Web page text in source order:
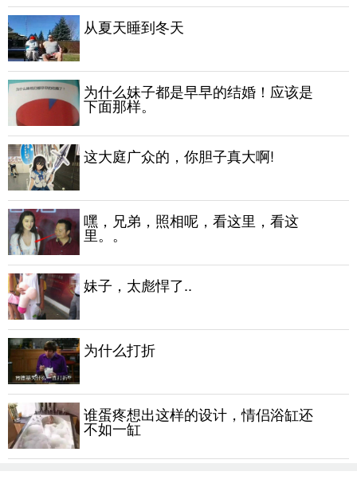
从夏天睡到冬天
为什么妹子都是早早的结婚！应该是
下面那样。
这大庭广众的，你胆子真大啊!
嘿，兄弟，照相呢，看这里，看这
里。。
妹子，太彪悍了..
为什么打折
谁蛋疼想出这样的设计，情侣浴缸还
不如一缸